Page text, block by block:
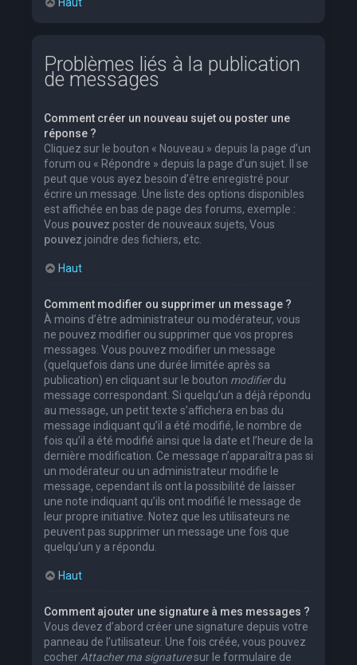
Problèmes liés à la publication
de messages
Comment créer un nouveau sujet ou poster une
réponse ?
Cliquez sur le bouton « Nouveau » depuis la page d’un
forum ou « Répondre » depuis la page d’un sujet. Il se
peut que vous ayez besoin d’être enregistré pour
écrire un message. Une liste des options disponibles
est affichée en bas de page des forums, exemple :
Vous pouvez poster de nouveaux sujets, Vous
pouvez joindre des fichiers, etc.
Haut
Comment modifier ou supprimer un message ?
À moins d’être administrateur ou modérateur, vous
ne pouvez modifier ou supprimer que vos propres
messages. Vous pouvez modifier un message
(quelquefois dans une durée limitée après sa
publication) en cliquant sur le bouton modifierdu
message correspondant. Si quelqu’un a déjà répondu
au message, un petit texte s’affichera en bas du
message indiquant qu’il a été modifié, le nombre de
fois qu’il a été modifié ainsi que la date et l’heure de la
dernière modification. Ce message n’apparaîtra pas si
un modérateur ou un administrateur modifie le
message, cependant ils ont la possibilité de laisser
une note indiquant qu’ils ont modifié le message de
leur propre initiative. Notez que les utilisateurs ne
peuvent pas supprimer un message une fois que
quelqu’un y a répondu.
Haut
Comment ajouter une signature à mes messages ?
Vous devez d’abord créer une signature depuis votre
panneau de l’utilisateur. Une fois créée, vous pouvez
cocherAttacher ma signaturesur le formulaire de